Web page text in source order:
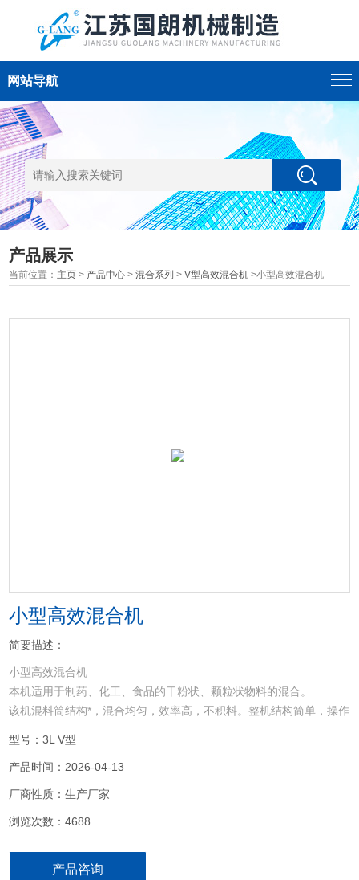
网站导航
产品展示
当前位置： 主页 > 产品中心 >混合系列 >V型高效混合机 >小型高效混合机
小型高效混合机
简要描述：
小型高效混合机
本机适用于制药、化工、食品的干粉状、颗粒状物料的混合。
该机混料筒结构*，混合均匀，效率高，不积料。整机结构简单，操作
护、清洗方便。
型号：3L V型
产品时间：2026-04-13
厂商性质：生产厂家
浏览次数：4688
产品咨询